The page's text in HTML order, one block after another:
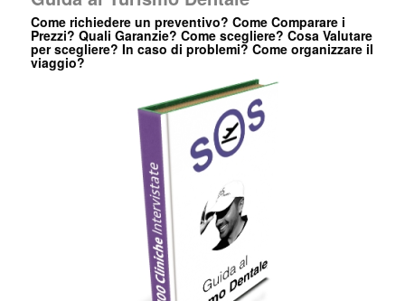
Come richiedere un preventivo? Come Comparare i
Prezzi? Quali Garanzie? Come scegliere? Cosa Valutare
per scegliere? In caso di problemi? Come organizzare il
viaggio?